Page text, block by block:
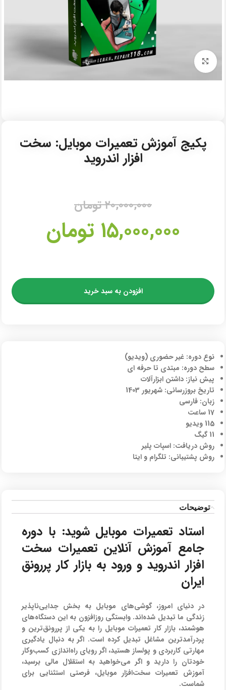
پکیج آموزش تعمیرات موبایل: سخت
افزار اندروید
۲۰,۰۰۰,۰۰۰ تومان
۱۵,۰۰۰,۰۰۰ تومان
افزودن به سبد خرید
نوع دوره: غیر حضوری (ویدیو)
سطح دوره: مبتدی تا حرفه ای
پیش نیاز: داشتن ابزارآلات
تاریخ بروزرسانی: شهریور 1403
زبان: فارسی
17 ساعت
115 ویدیو
11 گیگ
روش دریافت: اسپات پلیر
روش پشتیبانی: تلگرام و ایتا
توضیحات
استاد تعمیرات موبایل شوید: با دوره
جامع آموزش آنلاین تعمیرات سخت
افزار اندروید و ورود به بازار کار پررونق
ایران
در دنیای امروز، گوشی‌های موبایل به بخش جدایی‌ناپذیر
زندگی ما تبدیل شده‌اند. وابستگی روزافزون به این دستگاه‌های
هوشمند، بازار کار تعمیرات موبایل را به یکی از پررونق‌ترین و
پردرآمدترین مشاغل تبدیل کرده است. اگر به دنبال یادگیری
مهارتی کاربردی و پولساز هستید، اگر رویای راه‌اندازی کسب‌وکار
خودتان را دارید و اگر می‌خواهید به استقلال مالی برسید،
آموزش تعمیرات سخت‌افزار موبایل، فرصتی استثنایی برای
شماست.